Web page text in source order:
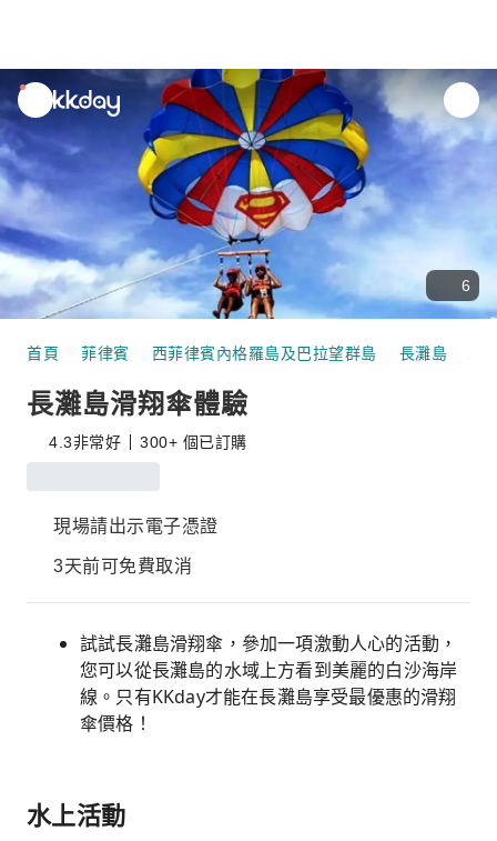
unread
notifications
6
首頁 菲律賓 西菲律賓內格羅島及巴拉望群島 長灘島
長灘島滑翔傘體驗
4.3非常好 300+ 個已訂購
現場請出示電子憑證
3天前可免費取消
試試長灘島滑翔傘，參加一項激動人心的活動，
您可以從長灘島的水域上方看到美麗的白沙海岸
線。只有KKday才能在長灘島享受最優惠的滑翔
傘價格！
水上活動